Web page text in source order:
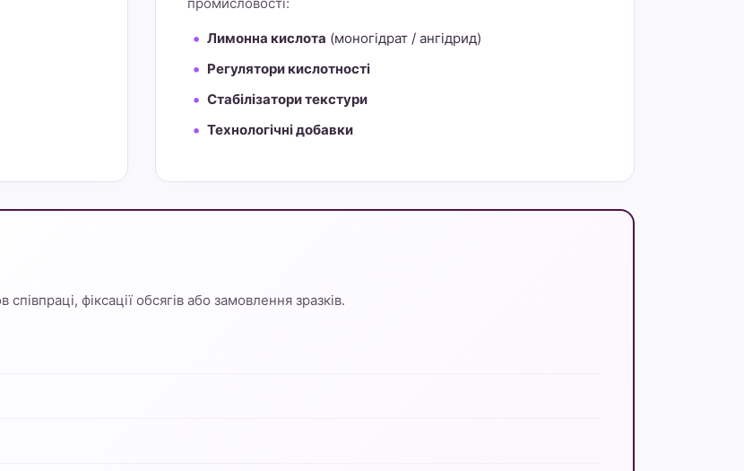
Лимонна кислота (моногідрат / ангідрид)
Регулятори кислотності
Стабілізатори текстури
Технологічні добавки
фіксації обсягів або замовлення зразків.